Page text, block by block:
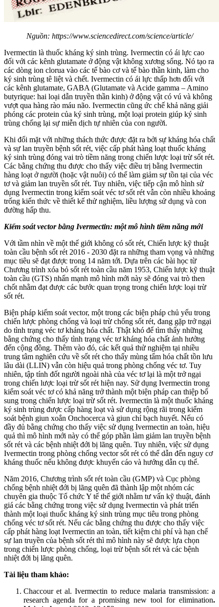
Nguồn: https://www.sciencedirect.com/science/article/
Ivermectin là thuốc kháng ký sinh trùng. Ivermectin có ái lực cao
đối với các kênh glutamate ở động vật không xương sống. Nó tạo ra
các dòng ion clorua vào các tế bào cơ và tế bào thần kinh, làm cho
ký sinh trùng tê liệt và chết. Ivermectin có ái lực thấp hơn đối với
các kênh glutamate, GABA (Glutamate và Acide gamma – Amino
butyrique: hai loại dẫn truyền thần kinh) ở động vật có vú và không
vượt qua hàng rào máu não. Ivermectin cũng ức chế khả năng giải
phóng các protein của ký sinh trùng, một loại protein giúp ký sinh
trùng chống lại sự miễn dịch tự nhiên của con người.
Khi đối mặt với những thách thức được đặt ra bởi sự kháng hóa chất
và sự lan truyền bệnh sốt rét, việc cấp phát hàng loạt thuốc kháng
ký sinh trùng đóng vai trò tiềm năng trong chiến lược loại trừ sốt rét.
Các bằng chứng thu được cho thấy việc điều trị bằng Ivermectin
hàng loạt ở người (hoặc vật nuôi) có thể làm giảm sự tồn tại của véc
tơ và giảm lan truyền sốt rét. Tuy nhiên, việc tiếp cận mô hình sử
dụng Ivermectin trong kiểm soát véc tơ sốt rét vẫn còn nhiều khoảng
trống kiến ​​thức về thiết kế thử nghiệm, liều lượng sử dụng và con
đường hấp thu.
Kiểm soát vector bằng Ivermectin: một mô hình tiềm năng mới
Với tầm nhìn về một thế giới không có sốt rét, Chiến lược kỹ thuật
toàn cầu bệnh sốt rét 2016 - 2030 đặt ra những tham vọng và những
mục tiêu sẽ đạt được trong 14 năm tới. Dựa trên các bài học từ
Chương trình xóa bỏ sốt rét toàn cầu năm 1953, Chiến lược kỹ thuật
toàn cầu (GTS) nhấn mạnh mô hình mới này sẽ đóng vai trò then
chốt nhằm đạt được các bước quan trọng trong chiến lược loại trừ
sốt rét.
Biện pháp kiếm soát vector, một trong các biện pháp chủ yếu trong
chiến lược phòng chống và loại trừ chống sốt rét, đang gặp trở ngại
do tình trạng véc tơ kháng hóa chất. Thật khó để tìm thấy những
bằng chứng cho thấy tình trạng véc tơ kháng hóa chất ảnh hưởng
đến cộng đồng. Thêm vào đó, các kết quả thử nghiệm tại nhiều
trung tâm nghiên cứu về sốt rét cho thấy mùng tẩm hóa chất tồn lưu
lâu dài (LLIN) vẫn còn hiệu quả trong phòng chống véc tơ. Tuy
nhiên, tập tính đốt người ngoài nhà của véc tơ lại là một trở ngại
trong chiến lược loại trừ sốt rét hiện nay. Sử dụng Ivermectin trong
kiểm soát véc tơ có khả năng trở thành một biện pháp can thiệp bổ
sung trong chiến lược loại trừ sốt rét. Ivermectin là một thuốc kháng
ký sinh trùng được cấp hàng loạt và sử dụng rộng rãi trong kiểm
soát bệnh giun xoắn Onchocerca và giun chỉ bạch huyết. Nếu có
đầy đủ bằng chứng cho thấy việc sử dụng Ivermectin an toàn, hiệu
quả thì mô hình mới này có thể góp phần làm giảm lan truyền bệnh
sốt rét và các bệnh nhiệt đới bị lãng quên. Tuy nhiên, việc sử dụng
Ivermectin trong phòng chống vector sốt rét có thể dẫn đến nguy cơ
kháng thuốc nếu không được khuyến cáo và hướng dẫn cụ thể.
Năm 2016, Chương trình sốt rét toàn cầu (GMP) và Cục phòng
chống bệnh nhiệt đới bị lãng quên đã thành lập một nhóm các
chuyên gia thuộc Tổ chức Y tế thế giới nhằm tư vấn kỹ thuật, đánh
giá các bằng chứng trong việc sử dụng Ivermectin và phát triển
thành một loại thuốc kháng ký sinh trùng mục tiêu trong phòng
chống véc tơ sốt rét. Nếu các bằng chứng thu được cho thấy việc
cấp phát hàng loạt Ivermectin an toàn, tiết kiệm chi phí và hạn chế
sự lan truyền của bệnh sốt rét thì mô hình này sẽ được lựa chọn
trong chiến lược phòng chống, loại trừ bệnh sốt rét và các bệnh
nhiệt đới bị lãng quên.
Tài liệu tham khảo:
Chaccour et al. Ivermectin to reduce malaria transmission: a
research agenda for a promising new tool for elimination.